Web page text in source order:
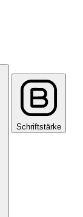
Schriftstärke